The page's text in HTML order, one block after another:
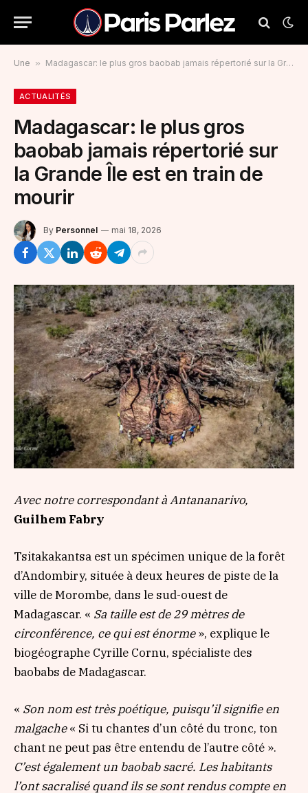
Une » Madagascar: le plus gros baobab jamais répertorié sur la Grande Île est en train de mourir
ACTUALITÉS
Madagascar: le plus gros
baobab jamais répertorié sur
la Grande Île est en train de
mourir
By Personnel mai 18, 2026
Avec notre correspondant à Antananarivo,
Guilhem Fabry
Tsitakakantsa est un spécimen unique de la forêt
d’Andombiry, située à deux heures de piste de la
ville de Morombe, dans le sud-ouest de
Madagascar. « Sa taille est de 29 mètres de
circonférence, ce qui est énorme», explique le
biogéographe Cyrille Cornu, spécialiste des
baobabs de Madagascar.
« Son nom est très poétique, puisqu’il signifie en
malgache« Si tu chantes d’un côté du tronc, ton
chant ne peut pas être entendu de l’autre côté ».
C’est également un baobab sacré. Les habitants
l’ont sacralisé quand ils se sont rendus compte en